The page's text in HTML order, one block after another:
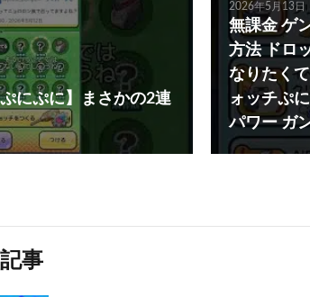
にぷに】まさかの2連
2026年5月13日
無課金 ゲ
方法 ドロ
なりたく
ォッチぷ
パワー ガ
事